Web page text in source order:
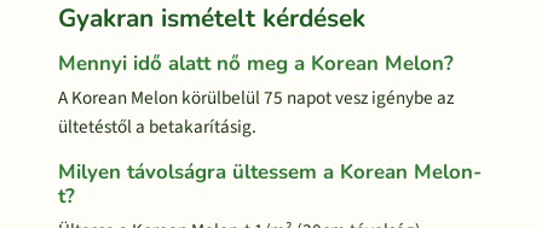
Gyakran ismételt kérdések
Mennyi idő alatt nő meg a Korean Melon?
A Korean Melon körülbelül 75 napot vesz igénybe az
ültetéstől a betakarításig.
Milyen távolságra ültessem a Korean Melon-
t?